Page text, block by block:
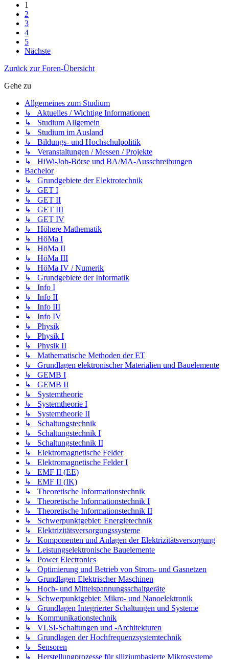
1
2
3
4
5
Nächste
Zurück zur Foren-Übersicht
Gehe zu
Allgemeines zum Studium
↳ Aktuelles / Wichtige Informationen
↳ Studium Allgemein
↳ Studium im Ausland
↳ Bildungs- und Hochschulpolitik
↳ Veranstaltungen / Messen / Projekte
↳ HiWi-Job-Börse und BA/MA-Ausschreibungen
Bachelor
↳ Grundgebiete der Elektrotechnik
↳ GET I
↳ GET II
↳ GET III
↳ GET IV
↳ Höhere Mathematik
↳ HöMa I
↳ HöMa II
↳ HöMa III
↳ HöMa IV / Numerik
↳ Grundgebiete der Informatik
↳ Info I
↳ Info II
↳ Info III
↳ Info IV
↳ Physik
↳ Physik I
↳ Physik II
↳ Mathematische Methoden der ET
↳ Grundlagen elektronischer Materialien und Bauelemente
↳ GEMB I
↳ GEMB II
↳ Systemtheorie
↳ Systemtheorie I
↳ Systemtheorie II
↳ Schaltungstechnik
↳ Schaltungstechnik I
↳ Schaltungstechnik II
↳ Elektromagnetische Felder
↳ Elektromagnetische Felder I
↳ EMF II (EE)
↳ EMF II (IK)
↳ Theoretische Informationstechnik
↳ Theoretische Informationstechnik I
↳ Theoretische Informationstechnik II
↳ Schwerpunktgebiet: Energietechnik
↳ Elektrizitätsversorgungssysteme
↳ Komponenten und Anlagen der Elektrizitätsversorgung
↳ Leistungselektronische Bauelemente
↳ Power Electronics
↳ Optimierung und Betrieb von Strom- und Gasnetzen
↳ Grundlagen Elektrischer Maschinen
↳ Hoch- und Mittelspannungsschaltgeräte
↳ Schwerpunktgebiet: Mikro- und Nanoelektronik
↳ Grundlagen Integrierter Schaltungen und Systeme
↳ Kommunikationstechnik
↳ VLSI-Schaltungen und -Architekturen
↳ Grundlagen der Hochfrequenzsystemtechnik
↳ Sensoren
↳ Herstellungprozesse für siliziumbasierte Mikrosysteme